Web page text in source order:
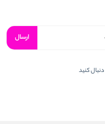
ارسال
کنید